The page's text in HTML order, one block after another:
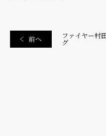
前へ ファイヤー村
グ